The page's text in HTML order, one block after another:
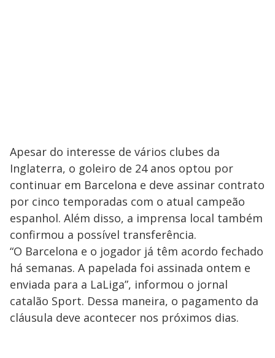
Apesar do interesse de vários clubes da
Inglaterra, o goleiro de 24 anos optou por
continuar em Barcelona e deve assinar contrato
por cinco temporadas com o atual campeão
espanhol. Além disso, a imprensa local também
confirmou a possível transferência.
“O Barcelona e o jogador já têm acordo fechado
há semanas. A papelada foi assinada ontem e
enviada para a LaLiga”, informou o jornal
catalão Sport. Dessa maneira, o pagamento da
cláusula deve acontecer nos próximos dias.